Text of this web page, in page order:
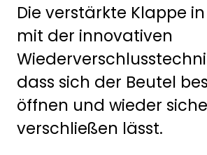
Die verstärkte Klappe
mit der innovativen
dass sich der Beutel
öffnen und wieder
verschließen lässt.